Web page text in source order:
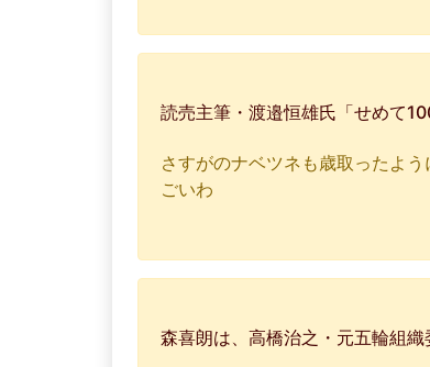
読売主筆・渡邉恒雄氏「せめて
さすがのナベツネも歳取ったよ
ごいわ
森喜朗は、高橋治之・元五輪組